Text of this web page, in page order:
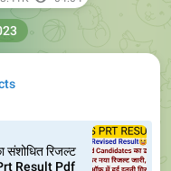
रिजल्ट
Result Pdf
result-out/